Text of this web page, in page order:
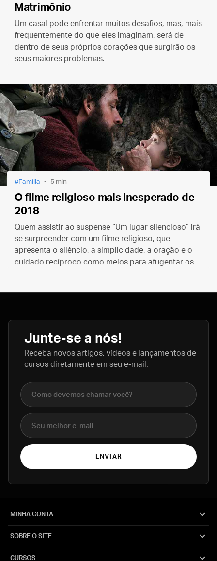
Matrimônio
Um casal pode enfrentar muitos desafios, mas, mais
frequentemente do que eles imaginam, será de
dentro de seus próprios corações que surgirão os
seus maiores problemas.
Família 5 min
O filme religioso mais inesperado de
2018
Quem assistir ao suspense “Um lugar silencioso” irá
se surpreender com um filme religioso, que
apresenta o silêncio, a simplicidade, a oração e o
cuidado recíproco como meios para afugentar os
Junte-se a nós!
Receba novos artigos, vídeos e lançamentos de
cursos diretamente em seu e-mail.
Nome completo
E-mail
ENVIAR
MINHA CONTA
SOBRE O SITE
CURSOS